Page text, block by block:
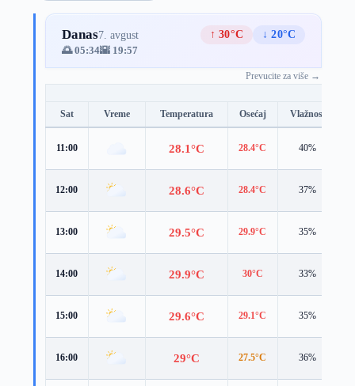
Danas7. avgust ↑ 30°C
↓ 20°C
🌅 05:34🌇 19:57
Prevucite za više →
Sat Vreme Temperatura Osećaj Vlažnost
11:00 28.1°C 28.4°C 40%
12:00 28.6°C 28.4°C 37%
13:00 29.5°C 29.9°C 35%
14:00 29.9°C 30°C 33%
15:00 29.6°C 29.1°C 35%
16:00 29°C 27.5°C 36%